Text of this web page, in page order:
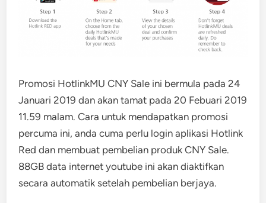
Promosi HotlinkMU CNY Sale ini bermula pada 24
Januari 2019 dan akan tamat pada 20 Febuari 2019
11.59 malam. Cara untuk mendapatkan promosi
percuma ini, anda cuma perlu login aplikasi Hotlink
Red dan membuat pembelian produk CNY Sale.
88GB data internet youtube ini akan diaktifkan
secara automatik setelah pembelian berjaya.